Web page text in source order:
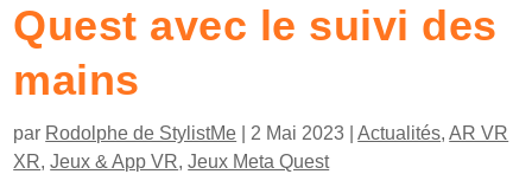
Quest avec le suivi des
mains
par Rodolphe de StylistMe 2 Mai 2023 |Actualités,AR VR
XR,Jeux & App VR,Jeux Meta Quest